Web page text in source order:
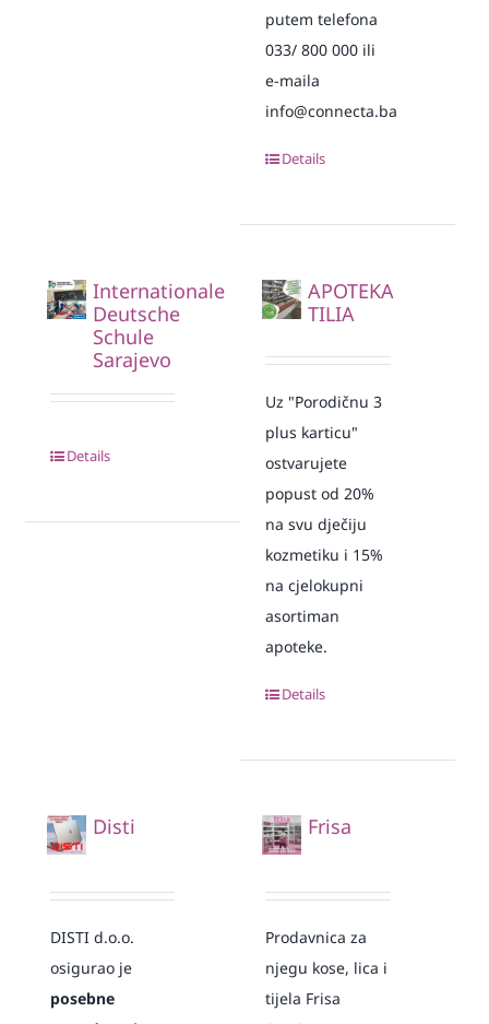
putem telefona
033/ 800 000 ili
e-maila
info@connecta.ba
Details
Internationale
Deutsche
Schule
Sarajevo
Details
APOTEKA
TILIA
Uz "Porodičnu 3
plus karticu"
ostvarujete
popust od 20%
na svu dječiju
kozmetiku i 15%
na cjelokupni
asortiman
apoteke.
Details
Disti
DISTI d.o.o.
osigurao je
posebne
Frisa
Prodavnica za
njegu kose, lica i
tijela Frisa